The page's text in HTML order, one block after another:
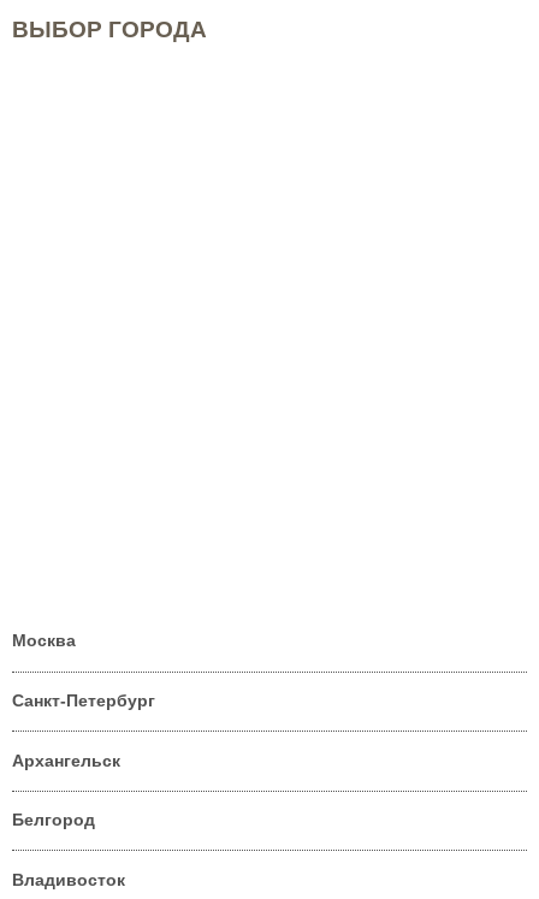
ВЫБОР ГОРОДА
Москва
Санкт-Петербург
Архангельск
Белгород
Владивосток